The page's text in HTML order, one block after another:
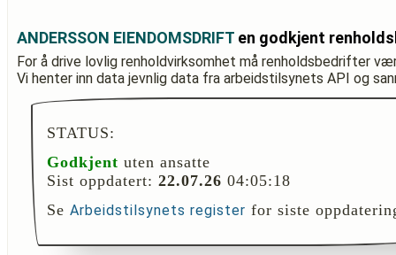
ANDERSSON EIENDOMSDRIFT en godkjent
For å drive lovlig renholdvirksomhet må renholdsbedrifter
Vi henter inn data jevnlig data fra arbeidstilsynets API og
STATUS:
Godkjent uten ansatte
Sist oppdatert: 22.07.26 04:05:18
Se Arbeidstilsynets register for siste